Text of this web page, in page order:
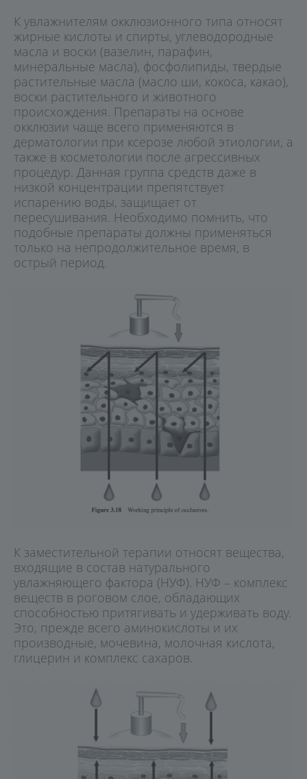
К увлажнителям окклюзионного типа относят
жирные кислоты и спирты, углеводородные
масла и воски (вазелин, парафин,
минеральные масла), фосфолипиды, твердые
растительные масла (масло ши, кокоса, какао),
воски растительного и животного
происхождения. Препараты на основе
окклюзии чаще всего применяются в
дерматологии при ксерозе любой этиологии, а
также в косметологии после агрессивных
процедур. Данная группа средств даже в
низкой концентрации препятствует
испарению воды, защищает от
пересушивания. Необходимо помнить, что
подобные препараты должны применяться
только на непродолжительное время, в
острый период.
К заместительной терапии относят вещества,
входящие в состав натурального
увлажняющего фактора (НУФ). НУФ – комплекс
веществ в роговом слое, обладающих
способностью притягивать и удерживать воду.
Это, прежде всего аминокислоты и их
производные, мочевина, молочная кислота,
глицерин и комплекс сахаров.